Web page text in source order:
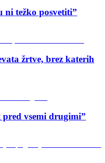
ni težko posvetiti”
žrtve, brez katerih
pred vsemi drugimi”